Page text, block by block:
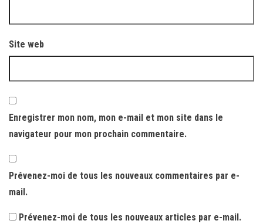
Site web
Enregistrer mon nom, mon e-mail et mon site dans le
navigateur pour mon prochain commentaire.
Prévenez-moi de tous les nouveaux commentaires par e-
mail.
Prévenez-moi de tous les nouveaux articles par e-mail.